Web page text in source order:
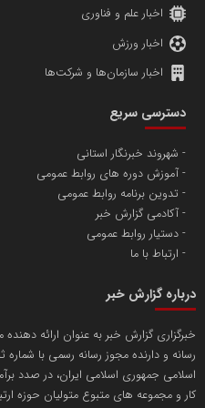
پایگاه اطلاع رسانی اعتلای
تامین آهن اسفنجی تولیدکنندگان
تریبون
انتشار گسترده محتوا در رسانه
مسعودصادقی
اخبار علم و فناوری
اخبار ورزش
اخبار سازمان‌ها و شرکت‌ها
دسترسی سریع
شهروند خبرنگار استانی
آموزش دوره های روابط عمومی
تدوین برنامه روابط عمومی
آکادمی گزارش خبر
دستیار روابط عمومی
ارتباط با ما
درباره گزارش خبر
خبرگزاری گزارش خبر به عنوان ارائه
اسلامی جمهوری اسلامی ایران، در صدد
کار و مجموعه های متبوع متولیان حوزه